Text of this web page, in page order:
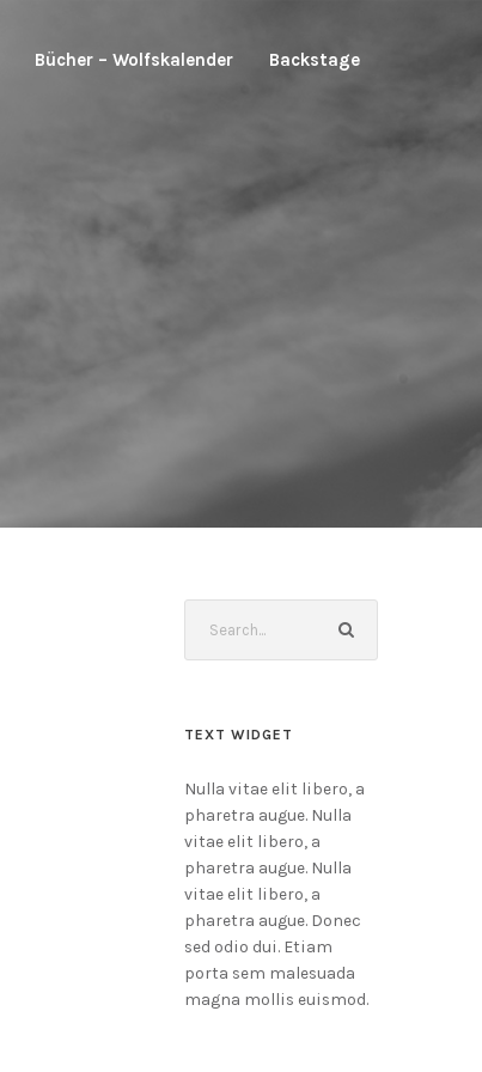
Bücher – Wolfskalender Backstage
TEXT WIDGET
Nulla vitae elit libero, a
pharetra augue. Nulla
vitae elit libero, a
pharetra augue. Nulla
vitae elit libero, a
pharetra augue. Donec
sed odio dui. Etiam
porta sem malesuada
magna mollis euismod.